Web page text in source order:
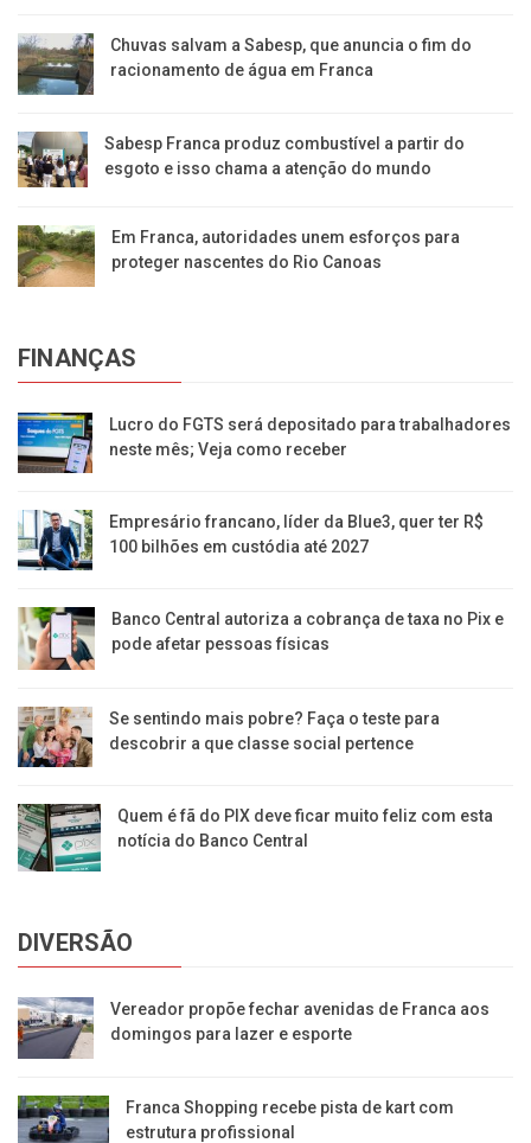
Chuvas salvam a Sabesp, que anuncia o fim do
racionamento de água em Franca
Sabesp Franca produz combustível a partir do
esgoto e isso chama a atenção do mundo
Em Franca, autoridades unem esforços para
proteger nascentes do Rio Canoas
FINANÇAS
Lucro do FGTS será depositado para trabalhadores
neste mês; Veja como receber
Empresário francano, líder da Blue3, quer ter R$
100 bilhões em custódia até 2027
Banco Central autoriza a cobrança de taxa no Pix e
pode afetar pessoas físicas
Se sentindo mais pobre? Faça o teste para
descobrir a que classe social pertence
Quem é fã do PIX deve ficar muito feliz com esta
notícia do Banco Central
DIVERSÃO
Vereador propõe fechar avenidas de Franca aos
domingos para lazer e esporte
Franca Shopping recebe pista de kart com
estrutura profissional